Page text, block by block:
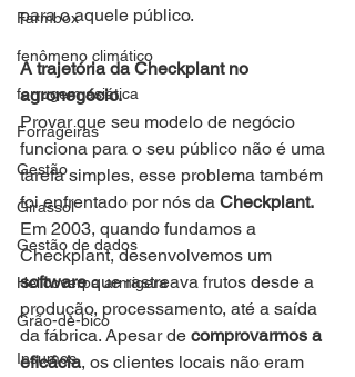
Farmbox
fenômeno climático
ferrugem asiática
Forrageiras
Gestão
Girassol
Gestão de dados
Helicoverpa armigera
Grão-de-bico
Insumos
para o aquele público.
A trajetória da Checkplant no
agronegócio.
Provar que seu modelo de negócio
funciona para o seu público não é uma
tarefa simples, esse problema também
foi enfrentado por nós da Checkplant.
Em 2003, quando fundamos a
Checkplant, desenvolvemos um
software que rastreava frutos desde a
produção, processamento, até a saída
da fábrica. Apesar de comprovarmos a
eficácia, os clientes locais não eram